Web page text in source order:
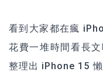
看到大家都在瘋
花費一堆時間看長
整理出 iPhone 15